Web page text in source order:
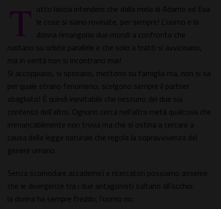
T utto lascia intendere che dalla mela di Adamo ed Eva
le cose si siano rovinate, per sempre! L’uomo e la
donna rimangono due mondi a confronto che
ruotano su orbite parallele e che solo a tratti si avvicinano,
ma in verità non si incontrano mai!
Si accoppiano, si sposano, mettono su famiglia ma, non si sa
per quale strano fenomeno, scelgono sempre il partner
sbagliato! È quindi inevitabile che nessuno dei due sia
contento dell’altro. Ognuno cerca nell’altra metà qualcosa che
immancabilmente non trova ma che si ostina a cercare a
causa della legge naturale che regola la sopravvivenza del
genere umano.
Senza scomodare accademici e ricercatori possiamo asserire
che le divergenze tra i due antagonisti saltano all’occhio:
la donna ha sempre freddo, l’uomo no;